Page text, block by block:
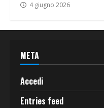
4 giugno 2026
META
Accedi
Entries feed